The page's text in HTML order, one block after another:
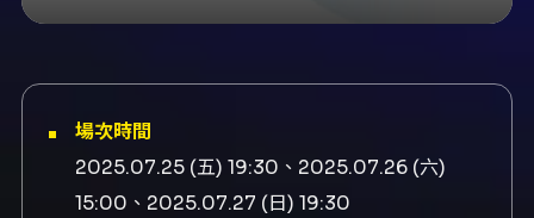
場次時間
2025.07.25 (五) 19:30、2025.07.26 (六)
15:00、2025.07.27 (日) 19:30